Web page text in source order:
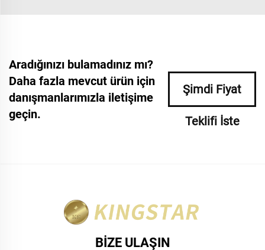
Aradığınızı bulamadınız mı?
Daha fazla mevcut ürün için
danışmanlarımızla iletişime
geçin.
Şimdi Fiyat
Teklifi İste
BIZE ULAŞIN